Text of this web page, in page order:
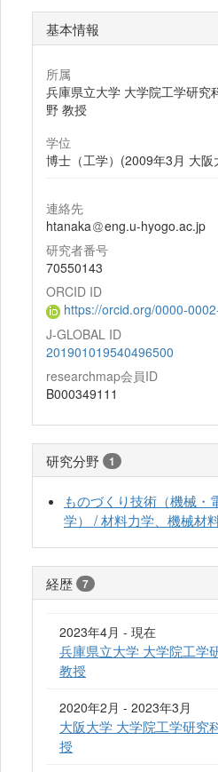
基本情報
所属
兵庫県立大学 大学院工学研究
野 教授
学位
博士（工学）(2009年3月 大阪
連絡先
htanaka
eng.u-hyogo.ac.jp
研究者番号
70550143
ORCID ID
https://orcid.org/0000-
J-GLOBAL ID
201901019540496500
researchmap会員ID
B000349111
研究分野 1
ものづくり技術（機械・
学） / 材料力学、機械材
経歴 7
2023年4月 - 現在
兵庫県立大学 大学院工学
教授
2020年2月 - 2023年3月
大阪大学 大学院工学研究
授